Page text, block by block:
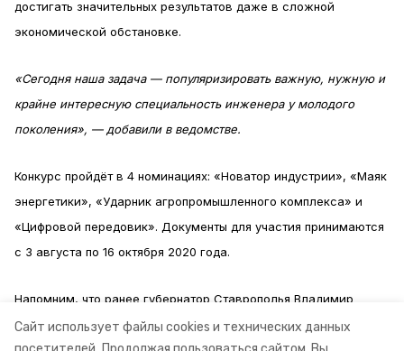
Сайт использует файлы cookies и технических данных
достигать значительных результатов даже в сложной
экономической обстановке.
«Сегодня наша задача — популяризировать важную, нужную и
крайне интересную специальность инженера у молодого
поколения», — добавили в ведомстве.
Конкурс пройдёт в 4 номинациях: «Новатор индустрии», «Маяк
энергетики», «Ударник агропромышленного комплекса» и
«Цифровой передовик». Документы для участия принимаются
с 3 августа по 16 октября 2020 года.
Напомним, что ранее губернатор Ставрополья Владимир
Владимировназвалприоритетные направления развития